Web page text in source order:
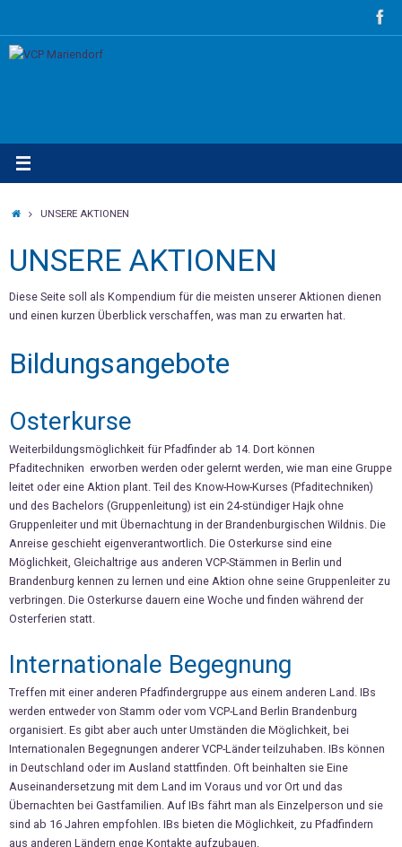
springen
STARTSEITE
UNSERE AKTIONEN
UNSERE AKTIONEN
Diese Seite soll als Kompendium für die meisten unserer Aktionen dienen
und einen kurzen Überblick verschaffen, was man zu erwarten hat.
Bildungsangebote
Osterkurse
Weiterbildungsmöglichkeit für Pfadfinder ab 14. Dort können
Pfaditechniken erworben werden oder gelernt werden, wie man eine Gruppe
leitet oder eine Aktion plant. Teil des Know-How-Kurses (Pfaditechniken)
und des Bachelors (Gruppenleitung) ist ein 24-stündiger Hajk ohne
Gruppenleiter und mit Übernachtung in der Brandenburgischen Wildnis. Die
Anreise geschieht eigenverantwortlich. Die Osterkurse sind eine
Möglichkeit, Gleichaltrige aus anderen VCP-Stämmen in Berlin und
Brandenburg kennen zu lernen und eine Aktion ohne seine Gruppenleiter zu
verbringen. Die Osterkurse dauern eine Woche und finden während der
Osterferien statt.
Internationale Begegnung
Treffen mit einer anderen Pfadfindergruppe aus einem anderen Land. IBs
werden entweder von Stamm oder vom VCP-Land Berlin Brandenburg
organisiert. Es gibt aber auch unter Umständen die Möglichkeit, bei
Internationalen Begegnungen anderer VCP-Länder teilzuhaben. IBs können
in Deutschland oder im Ausland stattfinden. Oft beinhalten sie Eine
Auseinandersetzung mit dem Land im Voraus und vor Ort und das
Übernachten bei Gastfamilien. Auf IBs fährt man als Einzelperson und sie
sind ab 16 Jahren empfohlen. IBs bieten die Möglichkeit, zu Pfadfindern
aus anderen Ländern enge Kontakte aufzubauen.